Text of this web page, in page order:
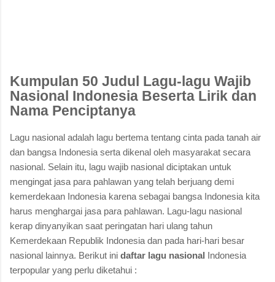
Kumpulan 50 Judul Lagu-lagu Wajib
Nasional Indonesia Beserta Lirik dan
Nama Penciptanya
Lagu nasional adalah lagu bertema tentang cinta pada tanah air
dan bangsa Indonesia serta dikenal oleh masyarakat secara
nasional. Selain itu, lagu wajib nasional diciptakan untuk
mengingat jasa para pahlawan yang telah berjuang demi
kemerdekaan Indonesia karena sebagai bangsa Indonesia kita
harus menghargai jasa para pahlawan. Lagu-lagu nasional
kerap dinyanyikan saat peringatan hari ulang tahun
Kemerdekaan Republik Indonesia dan pada hari-hari besar
nasional lainnya. Berikut ini daftar lagu nasional Indonesia
terpopular yang perlu diketahui :